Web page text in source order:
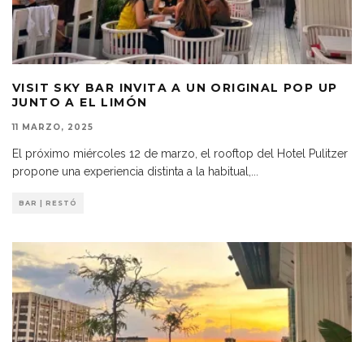
VISIT SKY BAR INVITA A UN ORIGINAL POP UP
JUNTO A EL LIMÓN
11 MARZO, 2025
El próximo miércoles 12 de marzo, el rooftop del Hotel Pulitzer
propone una experiencia distinta a la habitual,
BAR | RESTÓ